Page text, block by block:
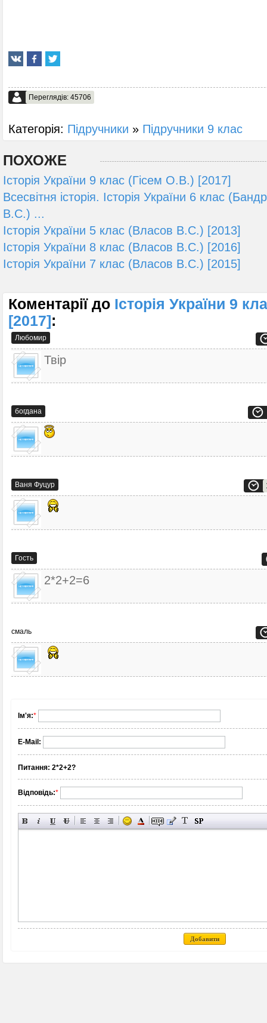
Переглядів: 45706
Категорія: Підручники » Підручники 9 клас
ПОХОЖЕ
Історія України 9 клас (Гісем О.В.) [2017]
Всесвітня історія. Історія України 6 клас
В.С.) ...
Історія України 5 клас (Власов В.С.) [2013]
Історія України 8 клас (Власов В.С.) [2016]
Історія України 7 клас (Власов В.С.) [2015]
Коментарії до Історія України 9
[2017] :
Любомир
Твір
богдана
Ваня Фуцур
Гость
2*2+2=6
смаль
Ім'я:*
E-Mail:
Питання: 2*2+2?
Відповідь:*
Добавити